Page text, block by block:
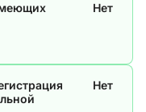
Нет
Нет